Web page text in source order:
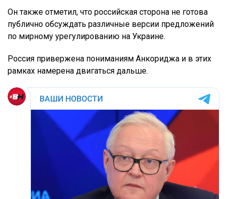
Он также отметил, что российская сторона не готова
публично обсуждать различные версии предложений
по мирному урегулированию на Украине.
Россия привержена пониманиям Анкориджа и в этих
рамках намерена двигаться дальше.